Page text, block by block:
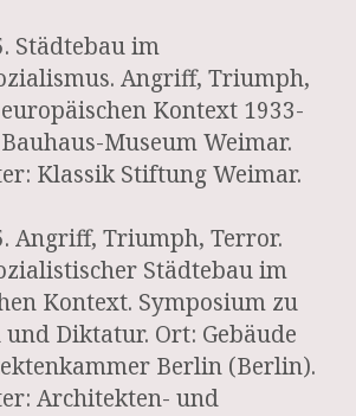
Städtebau im
Angriff, Triumph,
Kontext 1933-
Museum Weimar.
Klassik Stiftung Weimar.
Angriff, Triumph, Terror.
Städtebau im
Kontext. Symposium zu
und Diktatur. Ort: Gebäude
Berlin (Berlin).
Architekten- und